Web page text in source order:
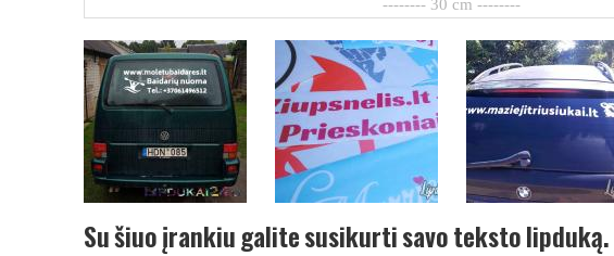
Su šiuo įrankiu galite susikurti savo teksto lipduką.